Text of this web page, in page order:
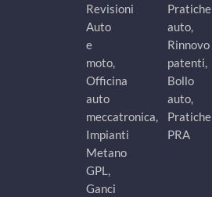
Revisioni
Auto
e
moto,
Officina
auto
meccatronica,
Impianti
Metano
GPL,
Ganci
Pratiche
auto,
Rinnovo
patenti,
Bollo
auto,
Pratiche
PRA